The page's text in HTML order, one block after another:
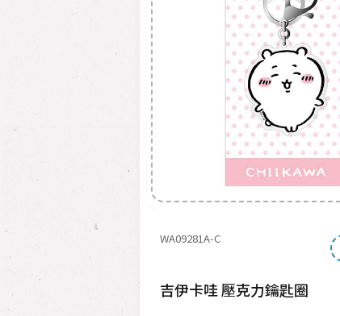
WA09281A-C
吉伊卡哇 壓克力鑰匙圈